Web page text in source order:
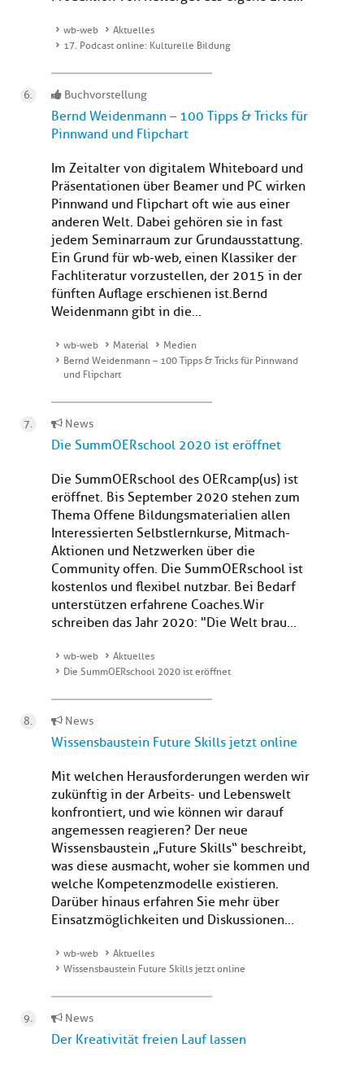
wb-web
Aktuelles
17. Podcast online: Kulturelle Bildung
Buchvorstellung
Bernd Weidenmann – 100 Tipps & Tricks für
Pinnwand und Flipchart
Im Zeitalter von digitalem Whiteboard und
Präsentationen über Beamer und PC wirken
Pinnwand und Flipchart oft wie aus einer
anderen Welt. Dabei gehören sie in fast
jedem Seminarraum zur Grundausstattung.
Ein Grund für wb-web, einen Klassiker der
Fachliteratur vorzustellen, der 2015 in der
fünften Auflage erschienen ist.Bernd
Weidenmann gibt in die...
wb-web Material
Medien
Bernd Weidenmann – 100 Tipps & Tricks für Pinnwand
und Flipchart
News
Die SummOERschool 2020 ist eröffnet
Die SummOERschool des OERcamp(us) ist
eröffnet. Bis September 2020 stehen zum
Thema Offene Bildungsmaterialien allen
Interessierten Selbstlernkurse, Mitmach-
Aktionen und Netzwerken über die
Community offen. Die SummOERschool ist
kostenlos und flexibel nutzbar. Bei Bedarf
unterstützen erfahrene Coaches.Wir
schreiben das Jahr 2020: "Die Welt brau...
wb-web
Aktuelles
Die SummOERschool 2020 ist eröffnet
News
Wissensbaustein Future Skills jetzt online
Mit welchen Herausforderungen werden wir
zukünftig in der Arbeits- und Lebenswelt
konfrontiert, und wie können wir darauf
angemessen reagieren? Der neue
Wissensbaustein „Future Skills“ beschreibt,
was diese ausmacht, woher sie kommen und
welche Kompetenzmodelle existieren.
Darüber hinaus erfahren Sie mehr über
Einsatzmöglichkeiten und Diskussionen...
wb-web
Aktuelles
Wissensbaustein Future Skills jetzt online
News
Der Kreativität freien Lauf lassen